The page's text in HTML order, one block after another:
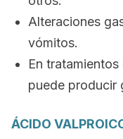
Alteraciones
vómitos.
En
puede producir
ÁCIDO